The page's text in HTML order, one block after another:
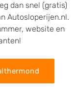
dan snel (gratis)
Autosloperijen.nl.
website en